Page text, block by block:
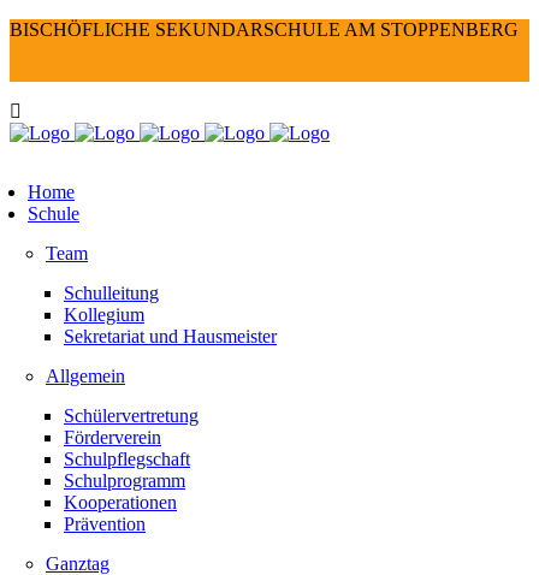
BISCHÖFLICHE SEKUNDARSCHULE AM STOPPENBERG
Home
Schule
Team
Schulleitung
Kollegium
Sekretariat und Hausmeister
Allgemein
Schülervertretung
Förderverein
Schulpflegschaft
Schulprogramm
Kooperationen
Prävention
Ganztag